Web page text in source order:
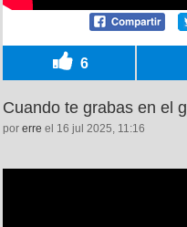
6
Cuando te grabas en el
por erre el 16 jul 2025, 11:16